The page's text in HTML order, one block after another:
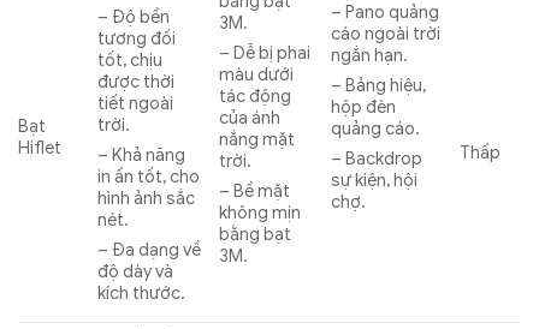
Bạt
Hiflet
– Độ bền
tương đối
tốt, chịu
được thời
tiết ngoài
trời.
– Khả năng
in ấn tốt, cho
hình ảnh sắc
nét.
– Đa dạng về
độ dày và
kích thước.
3M.
– Dễ bị phai
màu dưới
tác động
của ánh
nắng mặt
trời.
– Bề mặt
không mịn
bằng bạt
3M.
– Pano quảng
cáo ngoài trời
ngắn hạn.
– Bảng hiệu,
hộp đèn
quảng cáo.
– Backdrop
sự kiện, hội
chợ.
Thấp